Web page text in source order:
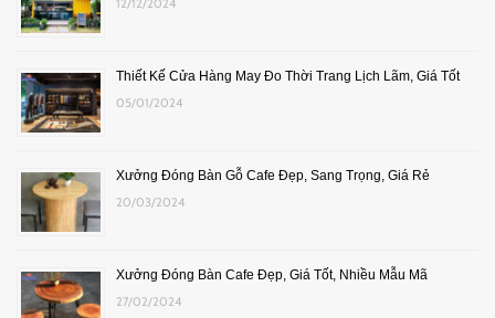
12/12/2024
Thiết Kế Cửa Hàng May Đo Thời Trang Lịch Lãm, Giá Tốt
05/01/2024
Xưởng Đóng Bàn Gỗ Cafe Đẹp, Sang Trọng, Giá Rẻ
20/03/2024
Xưởng Đóng Bàn Cafe Đẹp, Giá Tốt, Nhiều Mẫu Mã
27/02/2024